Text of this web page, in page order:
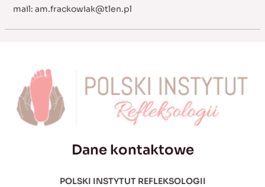
mail: am.frackowiak@tlen.pl
Dane kontaktowe
POLSKI INSTYTUT REFLEKSOLOGII